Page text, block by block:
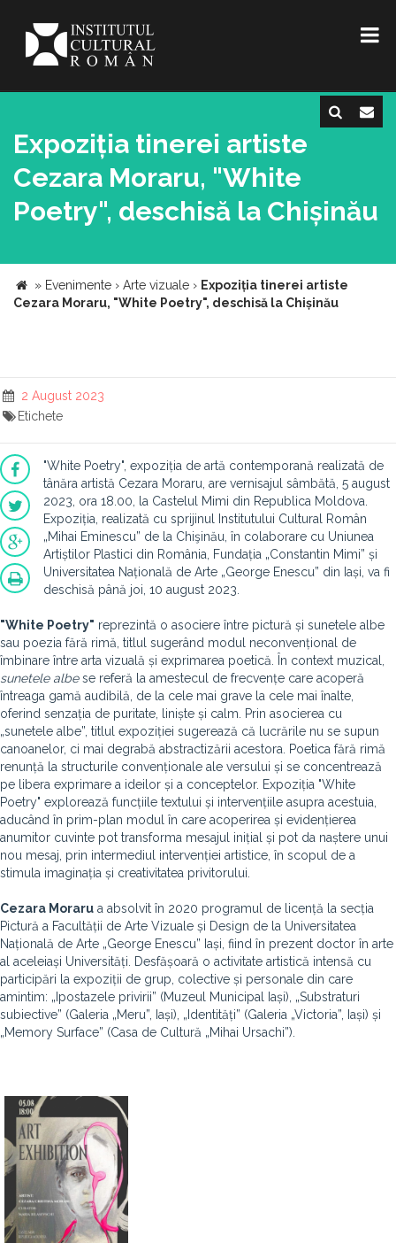
Expoziția tinerei artiste
Cezara Moraru, "White
Poetry", deschisă la Chișinău
» Evenimente › Arte vizuale › Expoziția tinerei artiste
Cezara Moraru, "White Poetry", deschisă la Chișinău
2 August 2023
Etichete
"White Poetry", expoziția de artă contemporană realizată de
tânăra artistă Cezara Moraru, are vernisajul sâmbătă, 5 august
2023, ora 18.00, la Castelul Mimi din Republica Moldova.
Expoziția, realizată cu sprijinul Institutului Cultural Român
„Mihai Eminescu” de la Chişinău, în colaborare cu Uniunea
Artiștilor Plastici din România, Fundația „Constantin Mimi” și
Universitatea Națională de Arte „George Enescu” din Iași, va fi
deschisă până joi, 10 august 2023.
"White Poetry" reprezintă o asociere între pictură și sunetele albe
sau poezia fără rimă, titlul sugerând modul neconvențional de
îmbinare între arta vizuală și exprimarea poetică. În context muzical,
sunetele albese referă la amestecul de frecvențe care acoperă
întreaga gamă audibilă, de la cele mai grave la cele mai înalte,
oferind senzația de puritate, liniște și calm. Prin asocierea cu
„sunetele albe”, titlul expoziției sugerează că lucrările nu se supun
canoanelor, ci mai degrabă abstractizării acestora. Poetica fără rimă
renunță la structurile convenționale ale versului și se concentrează
pe libera exprimare a ideilor și a conceptelor. Expoziția "White
Poetry" explorează funcțiile textului și intervențiile asupra acestuia,
aducând în prim-plan modul în care acoperirea și evidențierea
anumitor cuvinte pot transforma mesajul inițial și pot da naștere unui
nou mesaj, prin intermediul intervenției artistice, în scopul de a
stimula imaginația și creativitatea privitorului.
Cezara Moraru a absolvit în 2020 programul de licență la secția
Pictură a Facultății de Arte Vizuale și Design de la Universitatea
Națională de Arte „George Enescu” Iași, fiind în prezent doctor în arte
al aceleiași Universități. Desfășoară o activitate artistică intensă cu
participări la expoziții de grup, colective și personale din care
amintim: „Ipostazele privirii” (Muzeul Municipal Iași), „Substraturi
subiective” (Galeria „Meru”, Iași), „Identități” (Galeria „Victoria”, Iași) și
„Memory Surface” (Casa de Cultură „Mihai Ursachi”).